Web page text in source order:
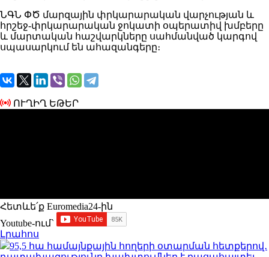
ՆԳՆ ՓԾ մարզային փրկարարական վարչության և
հրշեջ-փրկարարական ջոկատի օպերատիվ խմբերը
և մարտական հաշվարկները սահմանված կարգով
սպասարկում են ահազանգերը։
ՈՒՂԻՂ ԵԹԵՐ
Հետևե՛ք Euromedia24-ին
Youtube-ում`
Լրահոս
95,5 հա համայնքային հողերի օտարման հետքերով․